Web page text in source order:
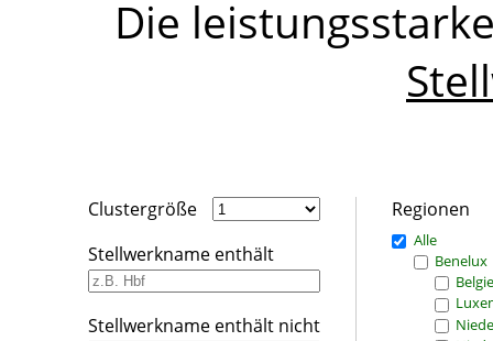
Die
Clustergröße
Stellwerkname enthält
Stellwerkname enthält nicht
Regionen
Alle
Benelux